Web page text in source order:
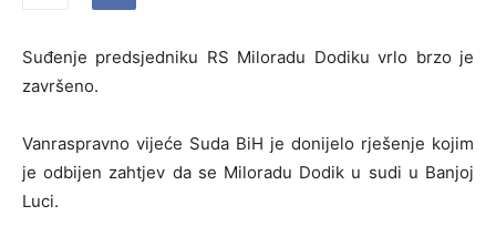
Suđenje predsjedniku RS Miloradu Dodiku vrlo brzo je
završeno.
Vanraspravno vijeće Suda BiH je donijelo rješenje kojim
je odbijen zahtjev da se Miloradu Dodik u sudi u Banjoj
Luci.